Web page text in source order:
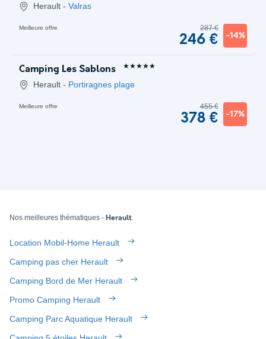
Herault - Valras
Meilleure offre 287 €
246 € -14%
Camping Les Sablons ★★★★★
Herault - Portiragnes plage
Meilleure offre 455 €
378 € -17%
Nos meilleures thématiques - Herault.
Location Mobil-Home Herault
Camping pas cher Herault
Camping Bord de Mer Herault
Promo Camping Herault
Camping Parc Aquatique Herault